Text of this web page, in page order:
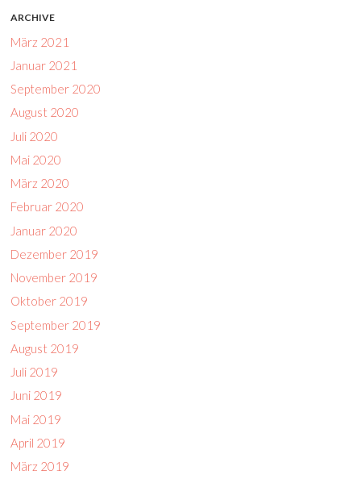
ARCHIVE
März 2021
Januar 2021
September 2020
August 2020
Juli 2020
Mai 2020
März 2020
Februar 2020
Januar 2020
Dezember 2019
November 2019
Oktober 2019
September 2019
August 2019
Juli 2019
Juni 2019
Mai 2019
April 2019
März 2019